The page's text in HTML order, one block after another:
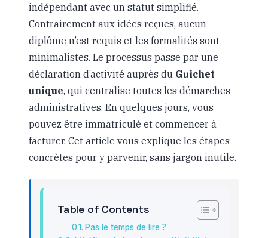
indépendant avec un statut simplifié.
Contrairement aux idées reçues, aucun
diplôme n’est requis et les formalités sont
minimalistes. Le processus passe par une
déclaration d’activité auprès du Guichet
unique, qui centralise toutes les démarches
administratives. En quelques jours, vous
pouvez être immatriculé et commencer à
facturer. Cet article vous explique les étapes
concrètes pour y parvenir, sans jargon inutile.
Table of Contents
Pas le temps de lire ?